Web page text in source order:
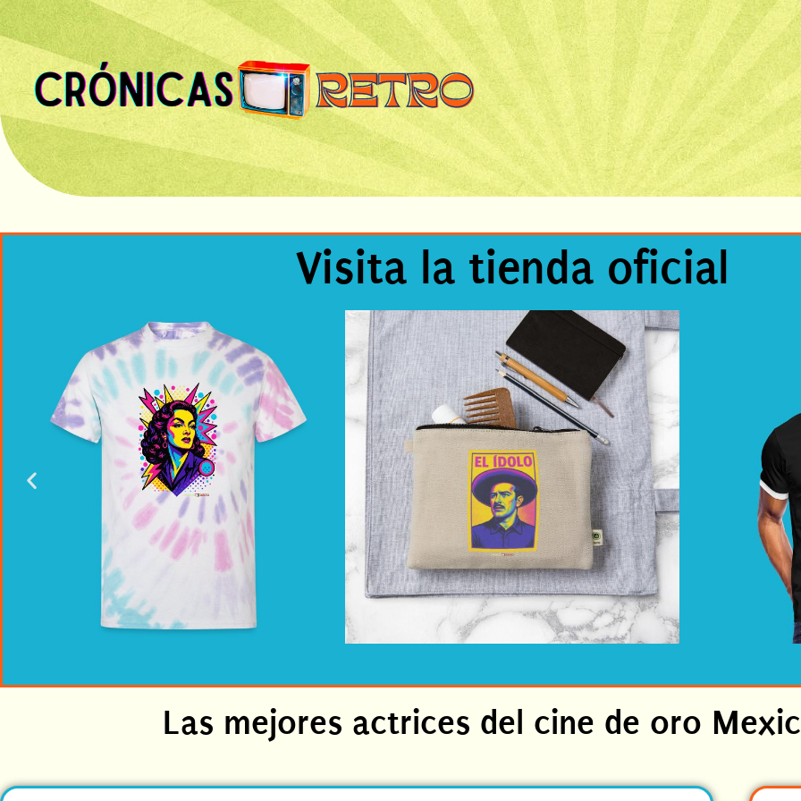
Visita la tienda oficial
Las mejores actrices del cine de oro